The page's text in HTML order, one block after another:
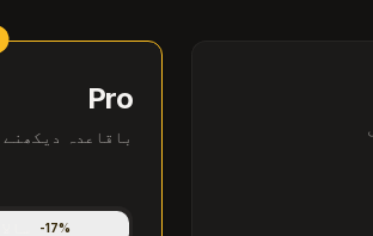
Pro
باقاعدہ
-17%